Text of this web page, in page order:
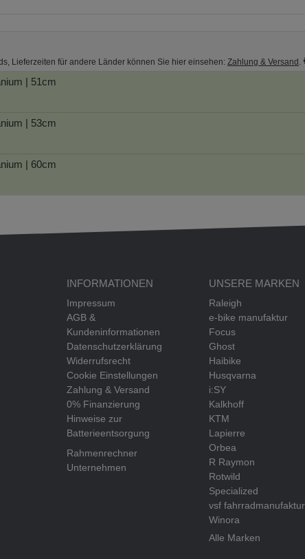
Lieferzeiten für andere Länder können Sie hier einsehen: Zahlung & Versand .
| 51cm
| 53cm
| 60cm
INFORMATIONEN
Impressum
AGB &
Kundeninformationen
Datenschutzerklärung
Widerrufsrecht
Cookie Einstellungen
Zahlung & Versand
0% Finanzierung
Hinweise zur
Batterieentsorgung
Rahmenrechner
Unternehmen
UNSERE MARKEN
Raleigh
e-bike manufaktur
Focus
Ghost
Haibike
Husqvarna
i:SY
Kalkhoff
KTM
Lapierre
Orbea
R Raymon
Rotwild
Specialized
vsf fahrradmanufaktur
Winora
Alle Marken